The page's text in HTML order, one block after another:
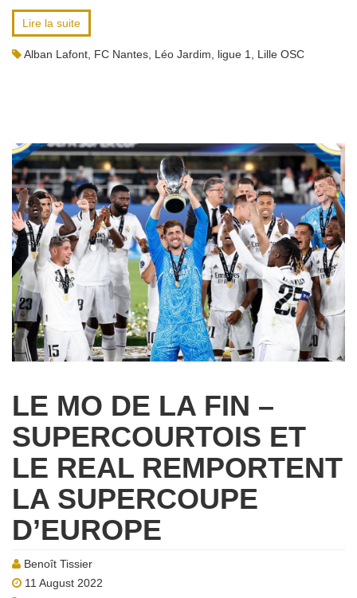
Lire la suite
Alban Lafont FC Nantes Léo Jardim ligue 1 Lille OSC
LE MO DE LA FIN –
SUPERCOURTOIS ET
LE REAL REMPORTENT
LA SUPERCOUPE
D’EUROPE
Benoît Tissier
11 August 2022